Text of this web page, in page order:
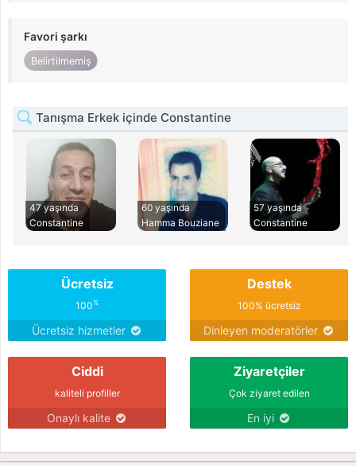
Favori şarkı
Belirtilmemiş
Tanışma Erkek içinde Constantine
47 yaşında
Constantine
60 yaşında
Hamma Bouziane
57 yaşında
Constantine
Ücretsiz
100%
Ücretsiz hizmetler
Destek
100% ücretsiz
Dinleyen moderatörler
Ciddi
kaliteli profiller
Onaylı kalite
Ziyaretçiler
Çok ziyaret edilen
En iyi